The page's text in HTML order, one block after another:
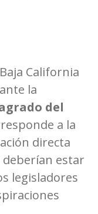
California
la
del
a la
directa
estar
legisladores